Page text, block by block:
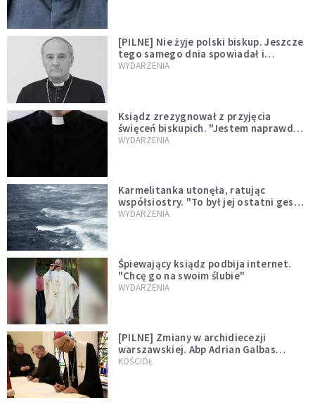
[PILNE] Nie żyje polski biskup. Jeszcze
tego samego dnia spowiadał i
sprawował Mszę świętą
WYDARZENIA
Ksiądz zrezygnował z przyjęcia
święceń biskupich. "Jestem naprawdę
niegodny"
WYDARZENIA
Karmelitanka utonęła, ratując
współsiostry. "To był jej ostatni gest
miłości"
WYDARZENIA
Śpiewający ksiądz podbija internet.
"Chcę go na swoim ślubie"
WYDARZENIA
[PILNE] Zmiany w archidiecezji
warszawskiej. Abp Adrian Galbas
wręczył dekrety nowym proboszczom
KOŚCIÓŁ